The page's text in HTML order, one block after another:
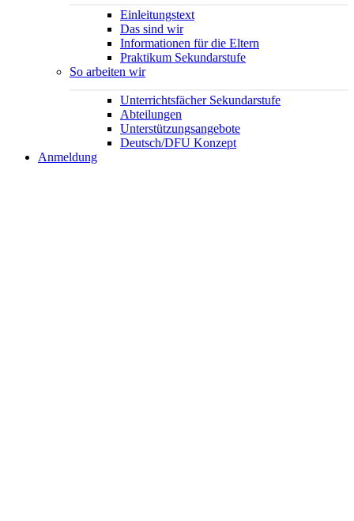
Einleitungstext
Das sind wir
Informationen für die Eltern
Praktikum Sekundarstufe
So arbeiten wir
Unterrichtsfächer Sekundarstufe
Abteilungen
Unterstützungsangebote
Deutsch/DFU Konzept
Anmeldung